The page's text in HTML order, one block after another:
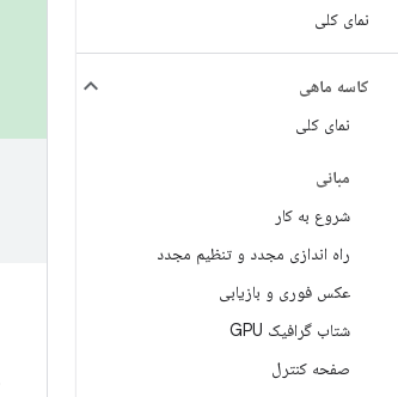
نمای کلی
کاسه ماهی
نمای کلی
مبانی
شروع به کار
راه اندازی مجدد و تنظیم مجدد
عکس فوری و بازیابی
شتاب گرافیک GPU
صفحه کنترل